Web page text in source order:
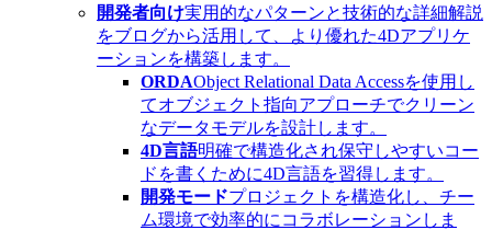
開発者向け実用的なパターンと技術的な詳細解説
をブログから活用して、より優れた4Dアプリケ
ーションを構築します。
ORDAObject Relational Data Accessを使用し
てオブジェクト指向アプローチでクリーン
なデータモデルを設計します。
4D言語明確で構造化され保守しやすいコー
ドを書くために4D言語を習得します。
開発モードプロジェクトを構造化し、チー
ム環境で効率的にコラボレーションしま